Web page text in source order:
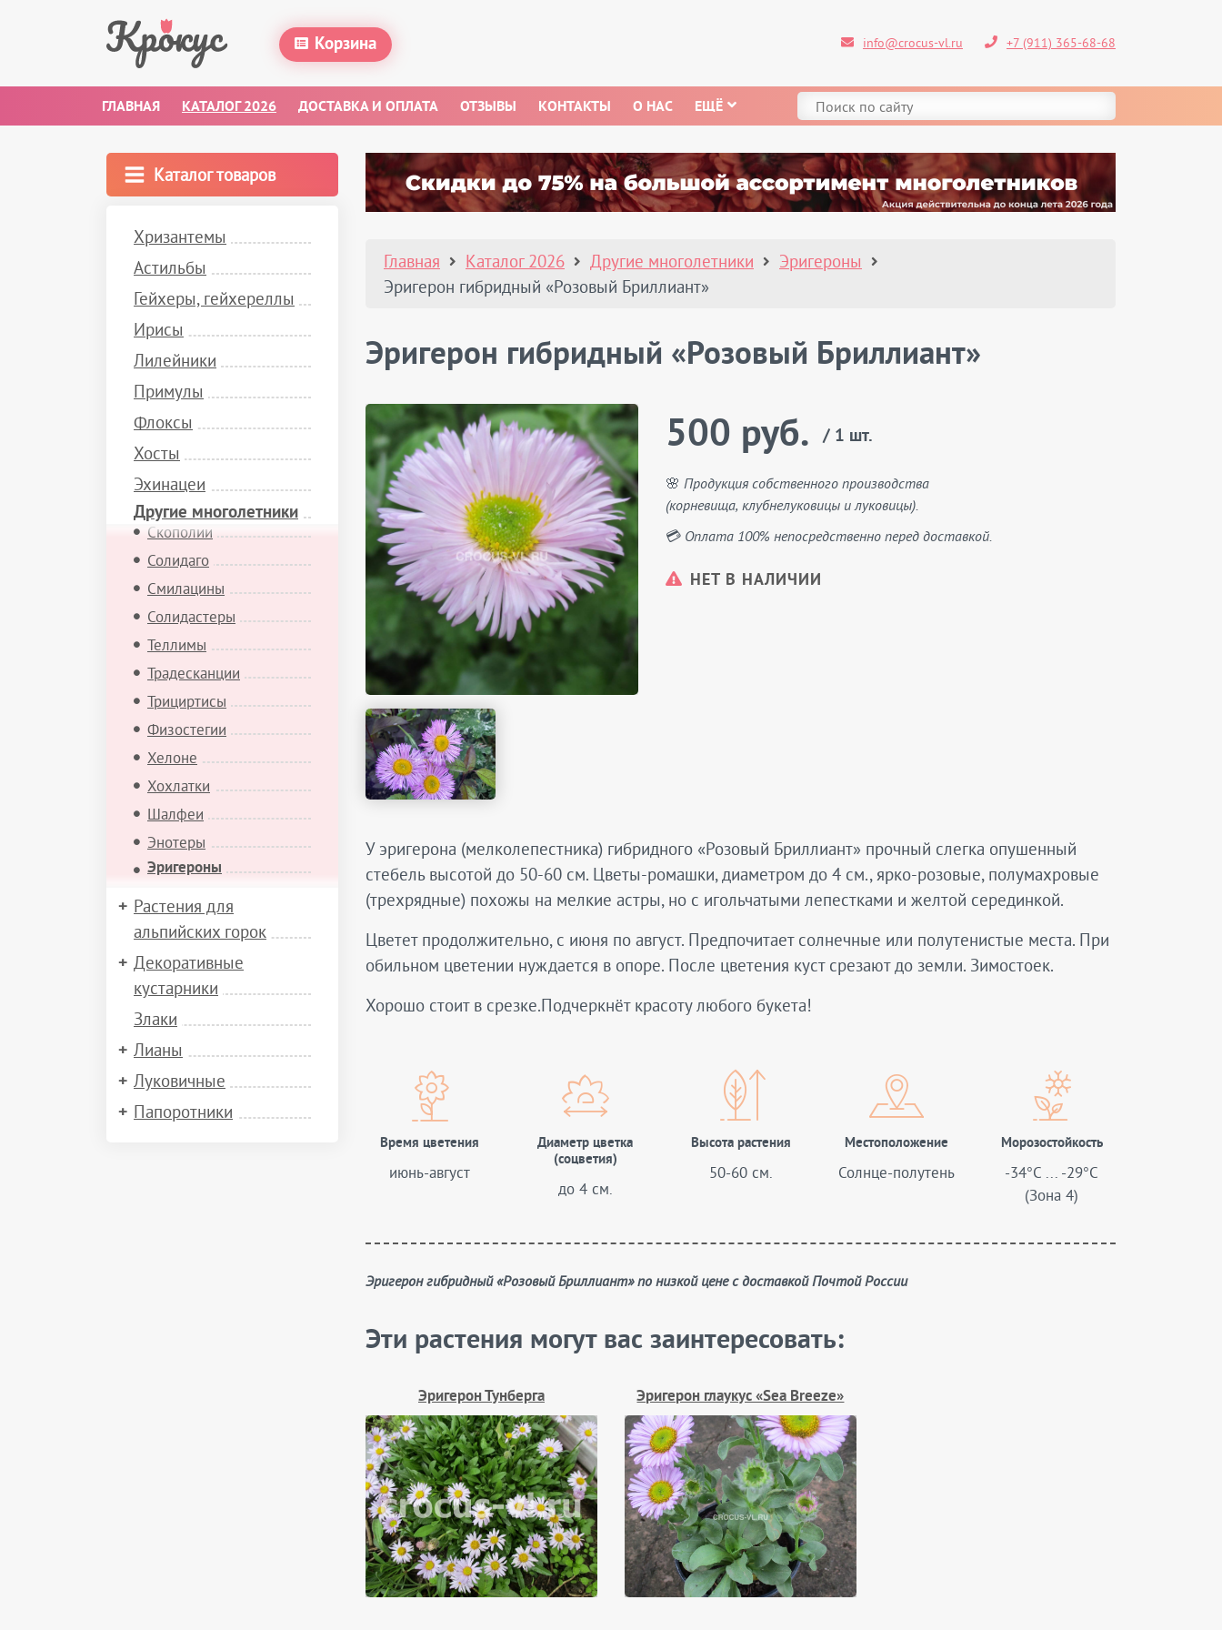
Корзина info@crocus-vl.ru +7 (911) 365-68-68
ГЛАВНАЯ КАТАЛОГ 2026 ДОСТАВКА И ОПЛАТА ОТЗЫВЫ КОНТАКТЫ О НАС ЕЩЁ
Каталог товаров
Хризантемы
Астильбы
Гейхеры, гейхереллы
Ирисы
Лилейники
Примулы
Флоксы
Хосты
Эхинацеи
Другие многолетники
Мукдении
Нивяники
Пельтобойкинии
Пионы
Пиретрумы
Подофиллумы
Полыни
Посконники
Роджерсии
Рудбекии
Сангвинарии
Седумы
Синеголовники
Скабиозы
Скополии
Солидаго
Смилацины
Солидастеры
Теллимы
Традесканции
Трициртисы
Физостегии
Хелоне
Хохлатки
Шалфеи
Энотеры
Эригероны
Растения для
альпийских горок
Декоративные
кустарники
Злаки
Лианы
Луковичные
Папоротники
Главная Каталог 2026 Другие многолетники
Эригероны
Эригерон гибридный «Розовый Бриллиант»
Эригерон гибридный «Розовый Бриллиант»
500 руб. / 1 шт.
🌸 Продукция собственного производства
(корневища, клубнелуковицы и луковицы).
💳 Оплата 100% непосредственно перед доставкой.
НЕТ В НАЛИЧИИ
У эригерона (мелколепестника) гибридного «Розовый Бриллиант» прочный слегка опушенный
стебель высотой до 50-60 см. Цветы-ромашки, диаметром до 4 см., ярко-розовые, полумахровые
(трехрядные) похожы на мелкие астры, но с игольчатыми лепестками и желтой серединкой.
Цветет продолжительно, с июня по август. Предпочитает солнечные или полутенистые места. При
обильном цветении нуждается в опоре. После цветения куст срезают до земли. Зимостоек.
Хорошо стоит в срезке.Подчеркнёт красоту любого букета!
Время цветения
июнь-август
Диаметр цветка
(соцветия)
до 4 см.
Высота растения
50-60 см.
Местоположение
Солнце-полутень
Морозостойкость
-34°C ... -29°C
(Зона 4)
Эригерон гибридный «Розовый Бриллиант» по низкой цене с доставкой Почтой России
Эти растения могут вас заинтересовать:
Эригерон Тунберга Эригерон глаукус «Sea Breeze»